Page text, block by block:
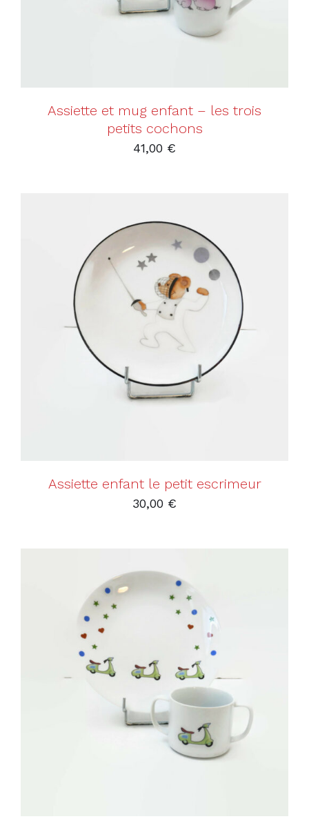
Assiette et mug enfant – les trois
petits cochons
41,00 €
AJOUTER AU PANIER DÉTAILS
Assiette enfant le petit escrimeur
30,00 €
/ DÉTAILS